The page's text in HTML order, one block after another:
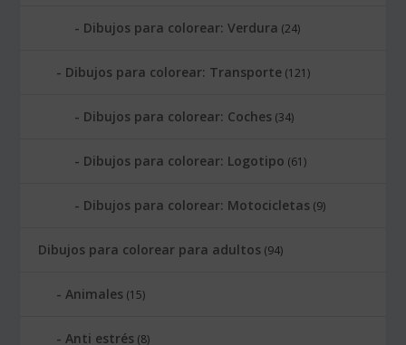
Dibujos para colorear: Verdura (24)
Dibujos para colorear: Transporte (121)
Dibujos para colorear: Coches (34)
Dibujos para colorear: Logotipo (61)
Dibujos para colorear: Motocicletas (9)
Dibujos para colorear para adultos (94)
Animales (15)
Anti estrés (8)